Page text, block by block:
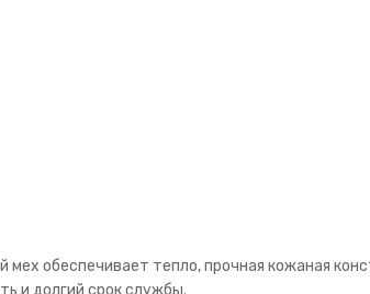
обеспечивает тепло, прочная кожаная